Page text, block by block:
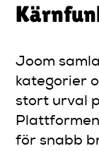
Joom
kategorier
stort urval
för snabb